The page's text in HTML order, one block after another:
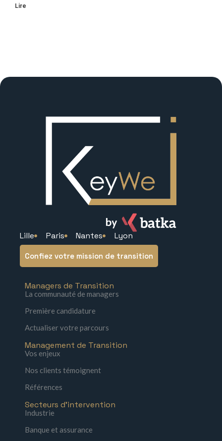
Lire
Lille Paris Nantes Lyon
Confiez votre mission de transition
Managers de Transition
La communauté de managers
Première candidature
Actualiser votre parcours
Management de Transition
Vos enjeux
Nos clients témoignent
Références
Secteurs d'intervention
Industrie
Banque et assurance